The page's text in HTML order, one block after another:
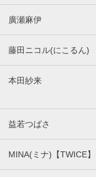
廣瀬麻伊
藤田ニコル(にこるん)
本田紗来
益若つばさ
MINA(ミナ)【TWICE】